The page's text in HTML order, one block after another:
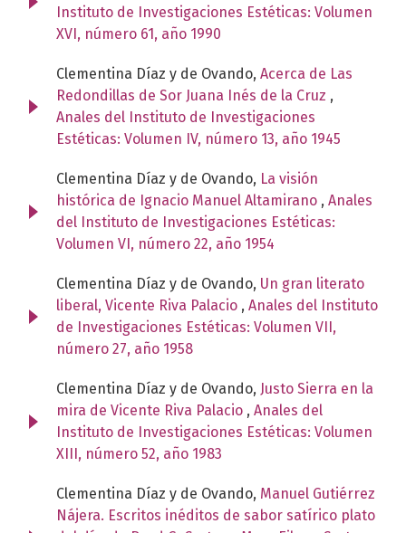
Instituto de Investigaciones Estéticas: Volumen
XVI, número 61, año 1990
Clementina Díaz y de Ovando, Acerca de Las
Redondillas de Sor Juana Inés de la Cruz ,
Anales del Instituto de Investigaciones
Estéticas: Volumen IV, número 13, año 1945
Clementina Díaz y de Ovando, La visión
histórica de Ignacio Manuel Altamirano , Anales
del Instituto de Investigaciones Estéticas:
Volumen VI, número 22, año 1954
Clementina Díaz y de Ovando, Un gran literato
liberal, Vicente Riva Palacio , Anales del Instituto
de Investigaciones Estéticas: Volumen VII,
número 27, año 1958
Clementina Díaz y de Ovando, Justo Sierra en la
mira de Vicente Riva Palacio , Anales del
Instituto de Investigaciones Estéticas: Volumen
XIII, número 52, año 1983
Clementina Díaz y de Ovando, Manuel Gutiérrez
Nájera. Escritos inéditos de sabor satírico plato